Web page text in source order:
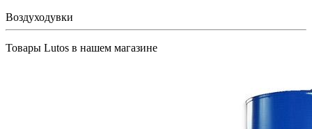
Воздуходувки
Товары Lutos в нашем магазине